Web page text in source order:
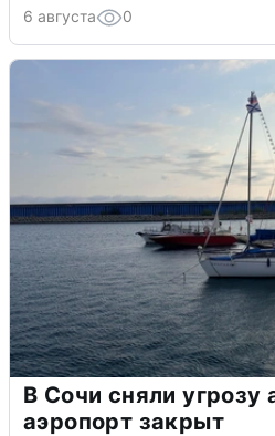
6 августа 0
В Сочи сняли угрозу
аэропорт закрыт